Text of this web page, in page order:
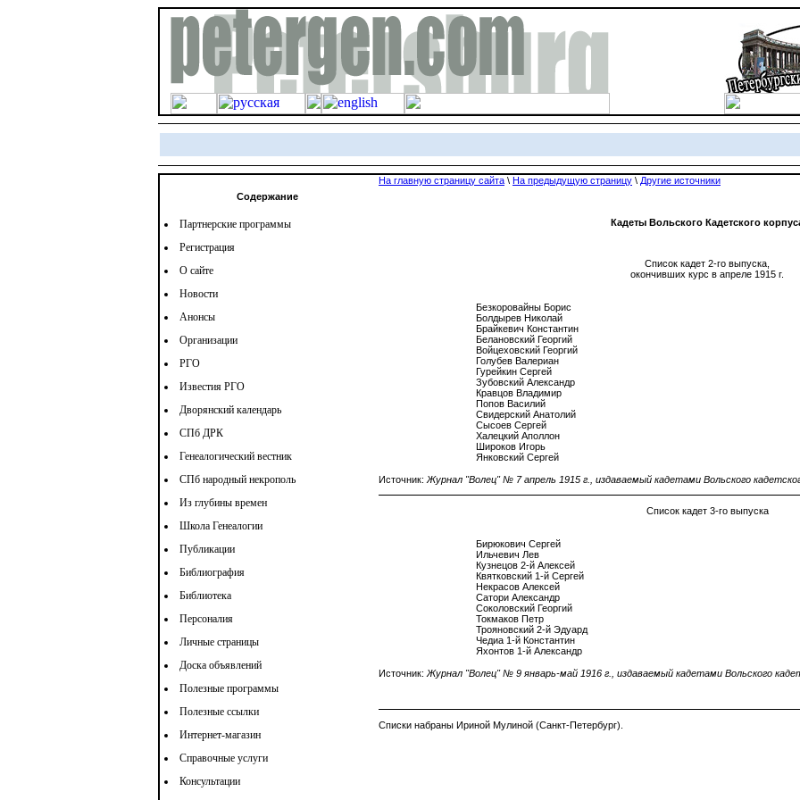
Содержание
Партнерские программы
Регистрация
О сайте
Новости
Анонсы
Организации
РГО
Известия РГО
Дворянский календарь
СПб ДРК
Генеалогический вестник
СПб народный некрополь
Из глубины времен
Школа Генеалогии
Публикации
Библиография
Библиотека
Персоналия
Личные страницы
Доска объявлений
Полезные программы
Полезные ссылки
Интернет-магазин
Справочные услуги
Консультации
На главную страницу сайта \ На предыдущую страницу \ Другие источники
Кадеты Вольского Кадетского
Список кадет 2-го выпуска,
окончивших курс в апреле 1915 г.
Безкоровайны Борис
Болдырев Николай
Брайкевич Константин
Белановский Георгий
Войцеховский Георгий
Голубев Валериан
Гурейкин Сергей
Зубовский Александр
Кравцов Владимир
Попов Василий
Свидерский Анатолий
Сысоев Сергей
Халецкий Аполлон
Широков Игорь
Источник: Журнал "Волец" № 7 апрель 1915 г., издаваемый кадетами Вольского
Список кадет 3-го выпуска
Бирюкович Сергей
Ильчевич Лев
Кузнецов 2-й Алексей
Квятковский 1-й Сергей
Некрасов Алексей
Сатори Александр
Соколовский Георгий
Токмаков Петр
Трояновский 2-й Эдуард
Чедиа 1-й Константин
Источник: Журнал "Волец" № 9 январь-май 1916 г., издаваемый кадетами Вольского
Списки набраны Ириной Мулиной (Санкт-Петербург).